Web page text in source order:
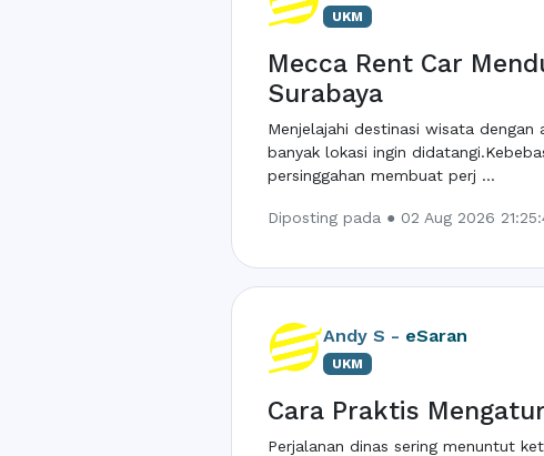
UKM
Mecca Rent Car
Surabaya
Menjelajahi destinasi wisata
banyak lokasi ingin
persinggahan membuat perj ...
Diposting pada ● 02 Aug 2026
Andy S - eSaran
UKM
Cara Praktis
Perjalanan dinas sering menuntut